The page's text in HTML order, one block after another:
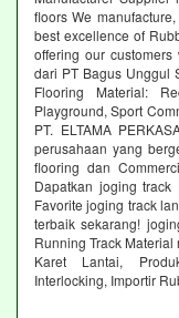
floors We
best excellence of
offering our
dari PT Bagus Unggul
Flooring Material:
Playground, Sport
PT. ELTAMA
perusahaan yang
flooring dan
Dapatkan joging
Favorite joging track
terbaik sekarang!
Running Track
Karet Lantai,
Interlocking, Importir